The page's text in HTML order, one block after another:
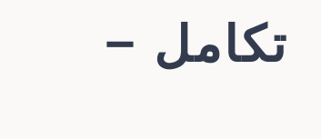
– تكامل